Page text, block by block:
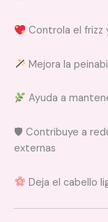
Controla el frizz
Mejora la
Ayuda a
🛡 Contribuye a
externas
Deja el cabello